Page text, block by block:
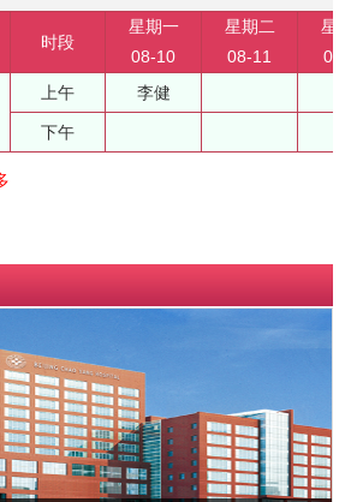
时段
星期一
08-10
星期二
08-11
星
上午 李健
下午